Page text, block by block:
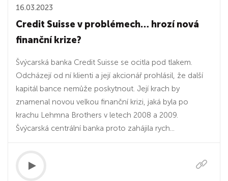
16.03.2023
Credit Suisse v problémech… hrozí nová
finanční krize?
Švýcarská banka Credit Suisse se ocitla pod tlakem.
Odcházejí od ní klienti a její akcionář prohlásil, že další
kapitál bance nemůže poskytnout. Její krach by
znamenal novou velkou finanční krizi, jaká byla po
krachu Lehmna Brothers v letech 2008 a 2009.
Švýcarská centrální banka proto zahájila rych...